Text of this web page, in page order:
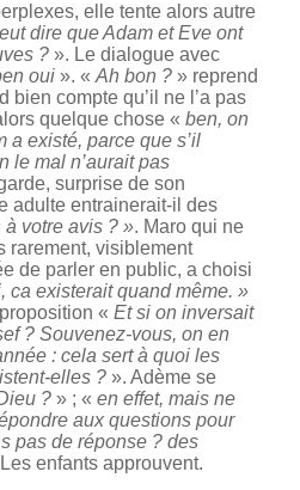
elle tente alors autre
dire que Adam et Eve ont
?». Le dialogue avec
oui». «Ah bon ?» reprend
bien compte qu’il ne l’a pas
quelque chose « ben, on
a existé, parce que s’il
le mal n’aurait pas
surprise de son
adulte entrainerait-il des
à votre avis ? ». Maro qui ne
rarement, visiblement
de parler en public, a choisi
ca existerait quand même. »
« Et si on inversait
? Souvenez-vous, on en
: cela sert à quoi les
elles ?». Adème se
?» ; « en effet, mais ne
aux questions pour
pas de réponse ? des
enfants approuvent.